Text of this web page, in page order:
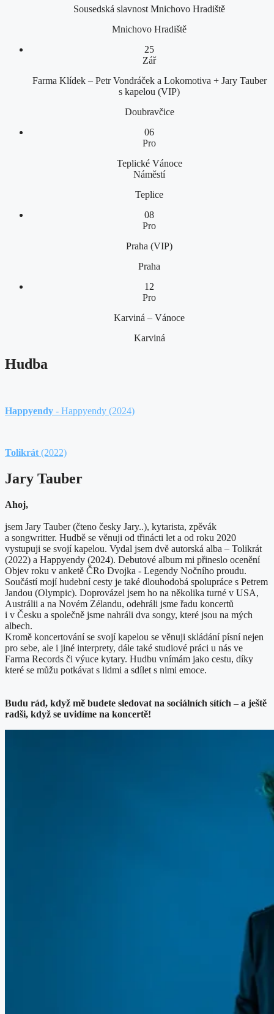
Sousedská slavnost Mnichovo Hradiště
Mnichovo Hradiště
25
Zář
Farma Klídek – Petr Vondráček a Lokomotiva + Jary Tauber
s kapelou (VIP)
Doubravčice
06
Pro
Teplické Vánoce
Náměstí
Teplice
08
Pro
Praha (VIP)
Praha
12
Pro
Karviná – Vánoce
Karviná
Hudba
Happyendy - Happyendy (2024)
Tolikrát (2022)
Jary Tauber
Ahoj,
jsem Jary Tauber (čteno česky Jary..), kytarista, zpěvák
a songwritter. Hudbě se věnuji od třinácti let a od roku 2020
vystupuji se svojí kapelou. Vydal jsem dvě autorská alba – Tolikrát
(2022) a Happyendy (2024). Debutové album mi přineslo ocenění
Objev roku v anketě ČRo Dvojka - Legendy Nočního proudu.
Součástí mojí hudební cesty je také dlouhodobá spolupráce s Petrem
Jandou (Olympic). Doprovázel jsem ho na několika turné v USA,
Austrálii a na Novém Zélandu, odehráli jsme řadu koncertů
i v Česku a společně jsme nahráli dva songy, které jsou na mých
albech.
Kromě koncertování se svojí kapelou se věnuji skládání písní nejen
pro sebe, ale i jiné interprety, dále také studiové práci u nás ve
Farma Records či výuce kytary. Hudbu vnímám jako cestu, díky
které se můžu potkávat s lidmi a sdílet s nimi emoce.
Budu rád, když mě budete sledovat na sociálních sítích – a ještě
radši, když se uvidíme na koncertě!